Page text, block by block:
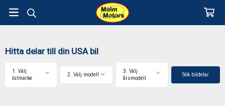
Hitta delar till din USA bil
1. Välj
bilmärke
2. Välj modell
3. Välj
årsmodell
Sök bildelar